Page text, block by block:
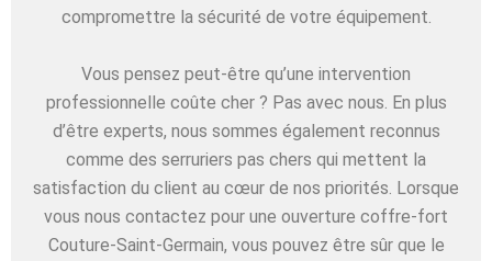
compromettre la sécurité de votre équipement.
Vous pensez peut-être qu’une intervention
professionnelle coûte cher ? Pas avec nous. En plus
d’être experts, nous sommes également reconnus
comme des serruriers pas chers qui mettent la
satisfaction du client au cœur de nos priorités. Lorsque
vous nous contactez pour une ouverture coffre-fort
Couture-Saint-Germain, vous pouvez être sûr que le